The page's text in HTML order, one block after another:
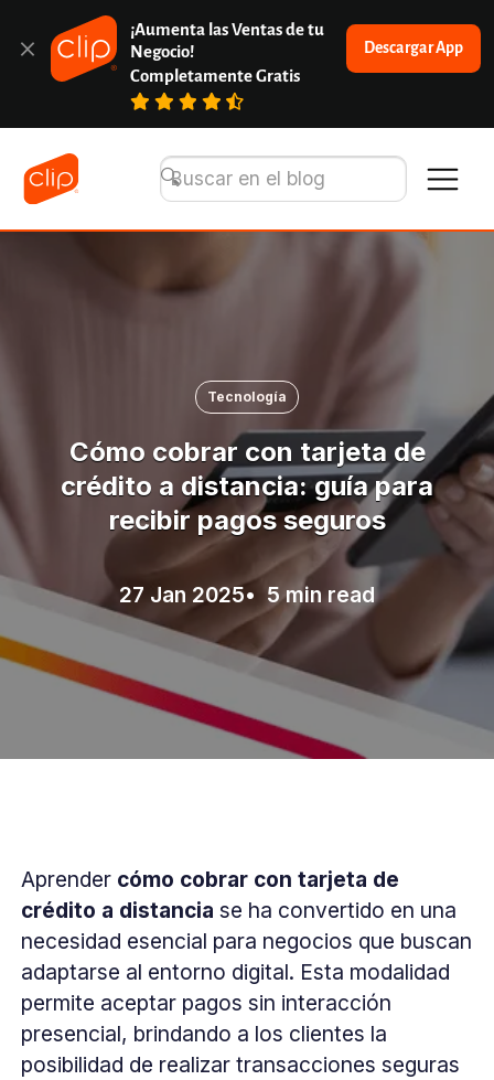
¡Aumenta las Ventas de tu
Negocio!
Completamente Gratis
Descargar App
Tecnología
Cómo cobrar con tarjeta de
crédito a distancia: guía para
recibir pagos seguros
27 Jan 2025• 5 min read
Aprender cómo cobrar con tarjeta de
crédito a distancia se ha convertido en una
necesidad esencial para negocios que buscan
adaptarse al entorno digital. Esta modalidad
permite aceptar pagos sin interacción
presencial, brindando a los clientes la
posibilidad de realizar transacciones seguras